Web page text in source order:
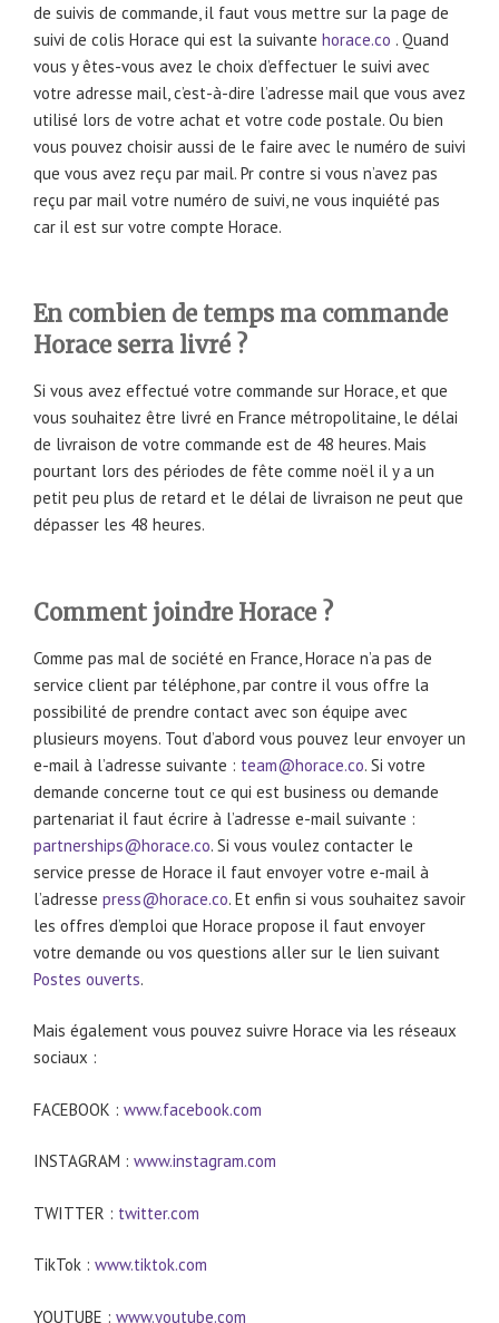
de suivis de commande, il faut vous mettre sur la page de
suivi de colis Horace qui est la suivante horace.co . Quand
vous y êtes-vous avez le choix d’effectuer le suivi avec
votre adresse mail, c’est-à-dire l’adresse mail que vous avez
utilisé lors de votre achat et votre code postale. Ou bien
vous pouvez choisir aussi de le faire avec le numéro de suivi
que vous avez reçu par mail. Pr contre si vous n’avez pas
reçu par mail votre numéro de suivi, ne vous inquiété pas
car il est sur votre compte Horace.
En combien de temps ma commande
Horace serra livré ?
Si vous avez effectué votre commande sur Horace, et que
vous souhaitez être livré en France métropolitaine, le délai
de livraison de votre commande est de 48 heures. Mais
pourtant lors des périodes de fête comme noël il y a un
petit peu plus de retard et le délai de livraison ne peut que
dépasser les 48 heures.
Comment joindre Horace ?
Comme pas mal de société en France, Horace n’a pas de
service client par téléphone, par contre il vous offre la
possibilité de prendre contact avec son équipe avec
plusieurs moyens. Tout d’abord vous pouvez leur envoyer un
e-mail à l’adresse suivante : team@horace.co. Si votre
demande concerne tout ce qui est business ou demande
partenariat il faut écrire à l’adresse e-mail suivante :
partnerships@horace.co. Si vous voulez contacter le
service presse de Horace il faut envoyer votre e-mail à
l’adresse press@horace.co. Et enfin si vous souhaitez savoir
les offres d’emploi que Horace propose il faut envoyer
votre demande ou vos questions aller sur le lien suivant
Postes ouverts.
Mais également vous pouvez suivre Horace via les réseaux
sociaux :
FACEBOOK : www.facebook.com
INSTAGRAM : www.instagram.com
TWITTER : twitter.com
TikTok : www.tiktok.com
YOUTUBE : www.youtube.com